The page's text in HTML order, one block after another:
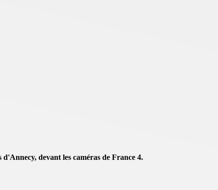
devant les caméras de France 4.